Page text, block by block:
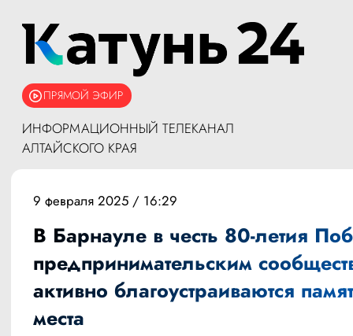
ПРЯМОЙ ЭФИР
ИНФОРМАЦИОННЫЙ ТЕЛЕКАНАЛ
АЛТАЙСКОГО КРАЯ
9 февраля 2025 / 16:29
В Барнауле в честь 80-летия
предпринимательским
активно благоустраиваются
места